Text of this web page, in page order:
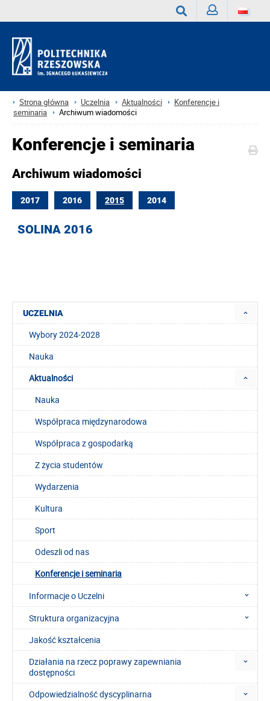
Strona główna Uczelnia Aktualności
Konferencje i
seminaria
Archiwum wiadomości
Konferencje i seminaria
Archiwum wiadomości
2017 2016 2015 2014
SOLINA 2016
UCZELNIA
Wybory 2024-2028
Nauka
Aktualności
Nauka
Współpraca międzynarodowa
Współpraca z gospodarką
Z życia studentów
Wydarzenia
Kultura
Sport
Odeszli od nas
Konferencje i seminaria
Informacje o Uczelni
Struktura organizacyjna
Jakość kształcenia
Działania na rzecz poprawy zapewniania
dostępności
Odpowiedzialność dyscyplinarna